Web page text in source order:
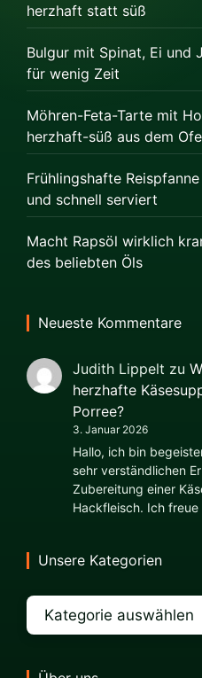
herzhaft statt süß
Bulgur mit Spinat, Ei und
für wenig Zeit
Möhren-Feta-Tarte mit
herzhaft-süß aus dem
Frühlingshafte
und schnell serviert
Macht Rapsöl wirklich
des beliebten Öls
Neueste Kommentare
Judith Lippelt zu
herzhafte
Porree?
3. Januar 2026
Hallo, ich bin
sehr verständlichen
Zubereitung einer
Hackfleisch. Ich
Unsere Kategorien
Kategorien